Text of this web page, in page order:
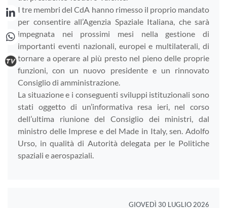
I tre membri del CdA hanno rimesso il proprio mandato
per consentire all’Agenzia Spaziale Italiana, che sarà
impegnata nei prossimi mesi nella gestione di
importanti eventi nazionali, europei e multilaterali, di
tornare a operare al più presto nel pieno delle proprie
funzioni, con un nuovo presidente e un rinnovato
Consiglio di amministrazione.
La situazione e i conseguenti sviluppi istituzionali sono
stati oggetto di un’informativa resa ieri, nel corso
dell’ultima riunione del Consiglio dei ministri, dal
ministro delle Imprese e del Made in Italy, sen. Adolfo
Urso, in qualità di Autorità delegata per le Politiche
spaziali e aerospaziali.
GIOVEDÌ 30 LUGLIO 2026